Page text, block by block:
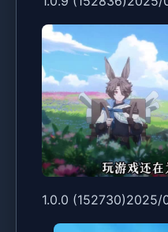
1.0.0 (152730)2025/